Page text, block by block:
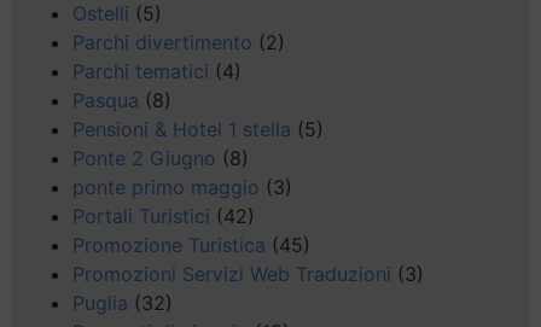
Ostelli (5)
Parchi divertimento (2)
Parchi tematici (4)
Pasqua (8)
Pensioni & Hotel 1 stella (5)
Ponte 2 Giugno (8)
ponte primo maggio (3)
Portali Turistici (42)
Promozione Turistica (45)
Promozioni Servizi Web Traduzioni (3)
Puglia (32)